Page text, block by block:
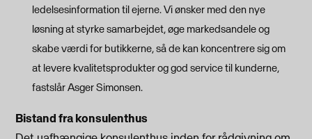
ledelsesinformation til ejerne. Vi ønsker med den nye
løsning at styrke samarbejdet, øge markedsandele og
skabe værdi for butikkerne, så de kan koncentrere sig om
at levere kvalitetsprodukter og god service til kunderne,
fastslår Asger Simonsen.
Bistand fra konsulenthus